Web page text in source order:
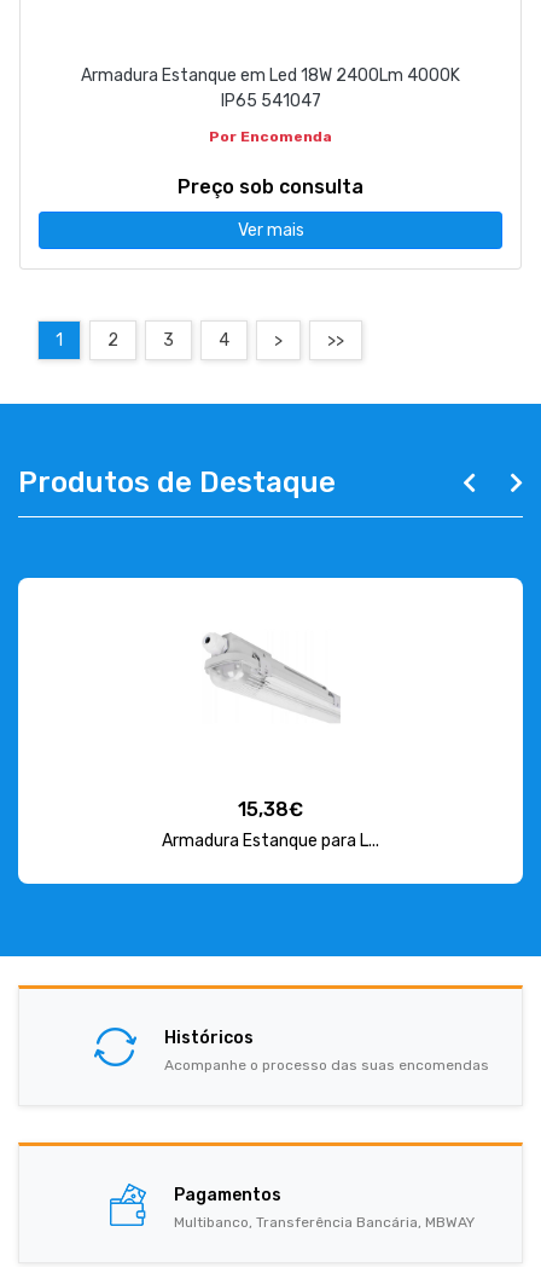
Armadura Estanque em Led 18W 2400Lm 4000K
IP65 541047
Por Encomenda
Preço sob consulta
Ver mais
1 2 3 4 > >>
Produtos de Destaque
15,38€
Armadura Estanque para L...
Históricos
Acompanhe o processo das suas encomendas
Pagamentos
Multibanco, Transferência Bancária, MBWAY